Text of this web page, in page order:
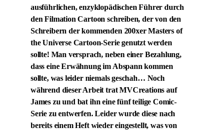
ausführlichen, enzyklopädischen Führer durch
den Filmation Cartoon schreiben, der von den
Schreibern der kommenden 200xer Masters of
the Universe Cartoon-Serie genutzt werden
sollte! Man versprach, neben einer Bezahlung,
dass eine Erwähnung im Abspann kommen
sollte, was leider niemals geschah… Noch
während dieser Arbeit trat MVCreations auf
James zu und bat ihn eine fünf teilige Comic-
Serie zu entwerfen. Leider wurde diese nach
bereits einem Heft wieder eingestellt, was von